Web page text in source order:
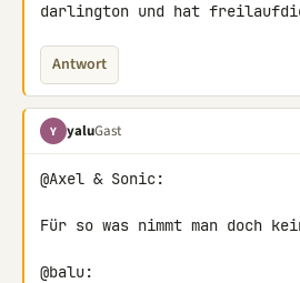
darlington und hat
Antwort
Y yaluGast
@Axel & Sonic:
Für so was nimmt man doch
@balu: